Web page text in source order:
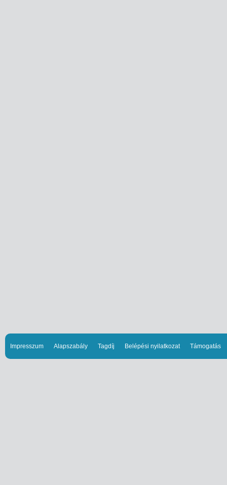
Impresszum Alapszabály Tagdíj Belépési nyilatkozat Támogatás